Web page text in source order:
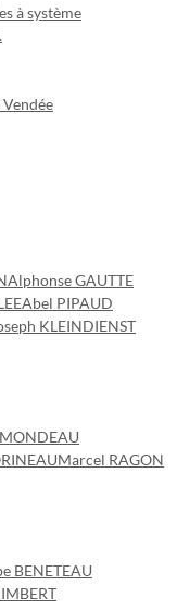
à système
Vendée
Alphonse GAUTTE
Abel PIPAUD
KLEINDIENST
Marcel RAGON
BENETEAU